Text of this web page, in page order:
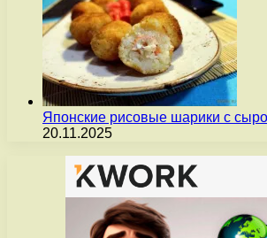
Японские рисовые шарики с
20.11.2025